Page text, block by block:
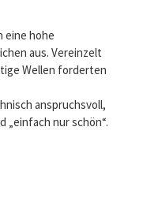
eine hohe
aus. Vereinzelt
Wellen forderten
anspruchsvoll,
„einfach nur schön“.